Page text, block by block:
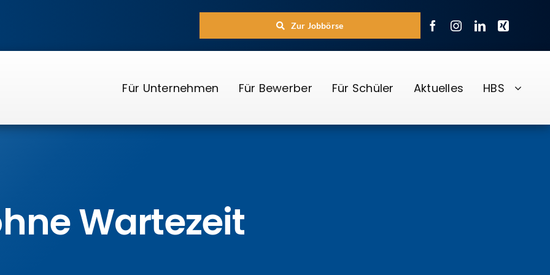
Zur Jobbörse
Für Unternehmen Für Bewerber Für Schüler Aktuelles HBS
Wartezeit